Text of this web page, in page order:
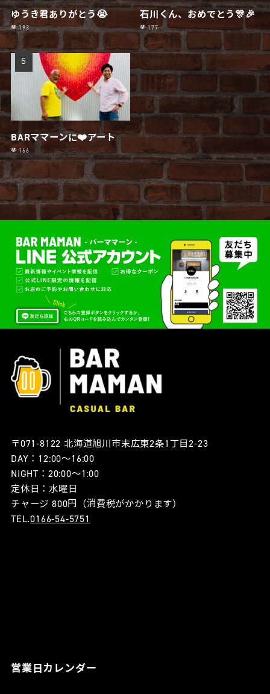
ゆうき君ありがとう😭
193
石川くん、おめでとう🎊🎉
177
BARママーンに❤️アート
166
〒071-8122 北海道旭川市末広東2条1丁目2-23
DAY：12:00〜16:00
NIGHT：20:00〜1:00
定休日：水曜日
チャージ 800円（消費税がかかります）
TEL.0166-54-5751
営業日カレンダー